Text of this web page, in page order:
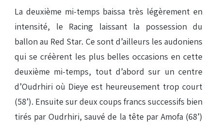
La deuxième mi-temps baissa très légèrement en
intensité, le Racing laissant la possession du
ballon au Red Star. Ce sont d’ailleurs les audoniens
qui se créèrent les plus belles occasions en cette
deuxième mi-temps, tout d’abordsur un centre
d’Oudrhiri où Dieye est heureusement trop court
(58’). Ensuite sur deux coups francs successifs bien
tirés par Oudrhiri, sauvé de la tête par Amofa (68’)